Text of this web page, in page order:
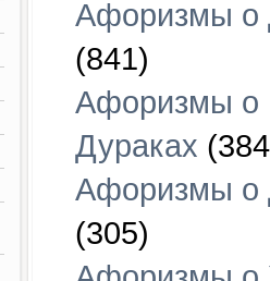
Афоризмы о
(841)
Афоризмы о
Дураках
Афоризмы о
(305)